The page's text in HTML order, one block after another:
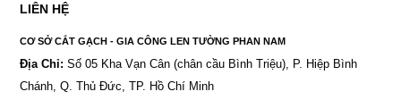
LIÊN HỆ
CƠ SỞ CẮT GẠCH - GIA CÔNG LEN TƯỜNG PHAN NAM
Địa Chỉ: Số 05 Kha Vạn Cân (chân cầu Bình Triệu), P. Hiệp Bình
Chánh, Q. Thủ Đức, TP. Hồ Chí Minh